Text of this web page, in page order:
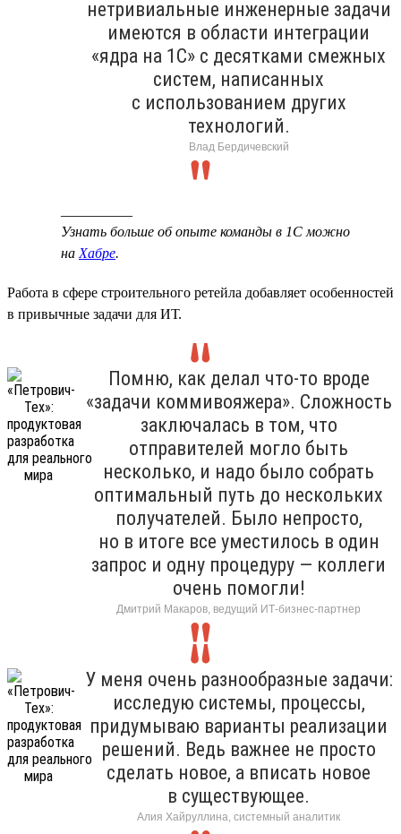
нетривиальные инженерные задачи
имеются в области интеграции
«ядра на 1С» с десятками смежных
систем, написанных
с использованием других
технологий.
Влад Бердичевский
Узнать больше об опыте команды в 1С можно
на Хабре.
Работа в сфере строительного ретейла добавляет особенностей
в привычные задачи для ИТ.
Помню, как делал что-то вроде
«задачи коммивояжера». Сложность
заключалась в том, что
отправителей могло быть
несколько, и надо было собрать
оптимальный путь до нескольких
получателей. Было непросто,
но в итоге все уместилось в один
запрос и одну процедуру — коллеги
очень помогли!
Дмитрий Макаров, ведущий ИТ-бизнес-партнер
У меня очень разнообразные задачи:
исследую системы, процессы,
придумываю варианты реализации
решений. Ведь важнее не просто
сделать новое, а вписать новое
в существующее.
Алия Хайруллина, системный аналитик